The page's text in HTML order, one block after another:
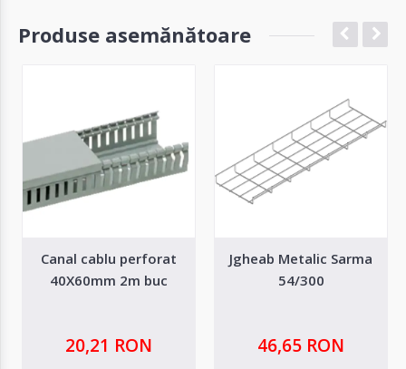
Produse asemănătoare
Canal cablu perforat
40X60mm 2m buc
20,21 RON
Jgheab Metalic Sarma
54/300
46,65 RON